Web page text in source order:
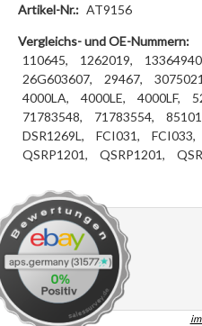
Artikel-Nr.: AT9156
Vergleichs- und OE-Nummern:
110645,
1262019,
26G603607,
29467,
4000LA,
4000LE, 4000LF,
71783548,
71783554,
DSR1269L,
FCI031, FCI033,
QSRP1201,
QSRP1201,